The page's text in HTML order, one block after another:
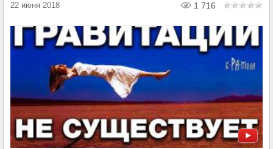
22 июня 2018 1 716